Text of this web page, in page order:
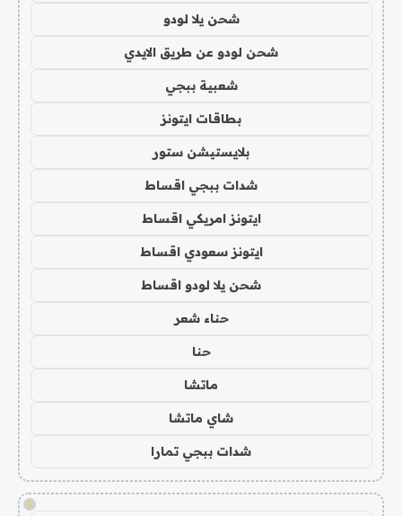
شحن يلا لودو
شحن لودو عن طريق الايدي
شعبية ببجي
بطاقات ايتونز
بلايستيشن ستور
شدات ببجي اقساط
ايتونز امريكي اقساط
ايتونز سعودي اقساط
شحن يلا لودو اقساط
حناء شعر
حنا
ماتشا
شاي ماتشا
شدات ببجي تمارا
!